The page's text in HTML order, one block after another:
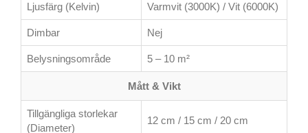
Ljusfärg (Kelvin) Varmvit (3000K) / Vit (6000K)
Dimbar Nej
Belysningsområde 5 – 10 m²
Mått & Vikt
Tillgängliga storlekar
(Diameter)
12 cm / 15 cm / 20 cm